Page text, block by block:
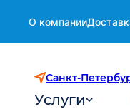
О компании
Санкт-
Услуги